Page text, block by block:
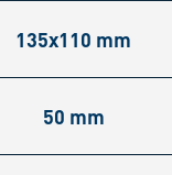
135x110 mm
50 mm